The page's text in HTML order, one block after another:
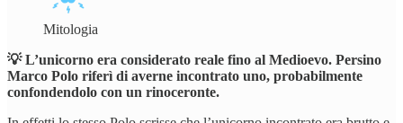
Mitologia
💡 L’unicorno era considerato reale fino al Medioevo. Persino
Marco Polo riferì di averne incontrato uno, probabilmente
confondendolo con un rinoceronte.